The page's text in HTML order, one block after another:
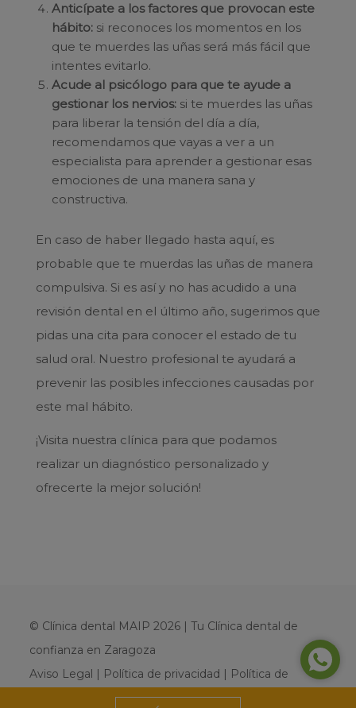
Anticípate a los factores que provocan este
hábito: si reconoces los momentos en los
que te muerdes las uñas será más fácil que
intentes evitarlo.
Acude al psicólogo para que te ayude a
gestionar los nervios: si te muerdes las uñas
para liberar la tensión del día a día,
recomendamos que vayas a ver a un
especialista para aprender a gestionar esas
emociones de una manera sana y
constructiva.
En caso de haber llegado hasta aquí, es
probable que te muerdas las uñas de manera
compulsiva. Si es así y no has acudido a una
revisión dental en el último año, sugerimos que
pidas una cita para conocer el estado de tu
salud oral. Nuestro profesional te ayudará a
prevenir las posibles infecciones causadas por
este mal hábito.
¡Visita nuestra clínica para que podamos
realizar un diagnóstico personalizado y
ofrecerte la mejor solución!
© Clínica dental MAIP 2026 | Tu Clínica dental de
confianza en Zaragoza
Aviso Legal
Política de privacidad
Política de